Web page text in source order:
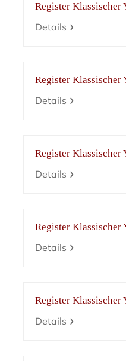
Register Klassischer
Details
Register Klassischer
Details
Register Klassischer
Details
Register Klassischer
Details
Register Klassischer
Details